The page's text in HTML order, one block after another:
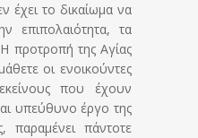
έχει το δικαίωμα να
επιπολαιότητα, τα
προτροπή της Αγίας
οι ενοικούντες
που έχουν
υπεύθυνο έργο της
παραμένει πάντοτε